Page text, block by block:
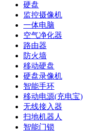
硬盘
监控摄像机
一体电脑
空气净化器
路由器
防火墙
移动硬盘
硬盘录像机
智能手环
移动电源(充电宝)
无线接入器
扫地机器人
智能门锁